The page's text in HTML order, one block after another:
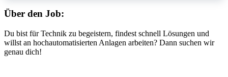
Über den Job:
Du bist für Technik zu begeistern, findest schnell Lösungen und
willst an hochautomatisierten Anlagen arbeiten? Dann suchen wir
genau dich!